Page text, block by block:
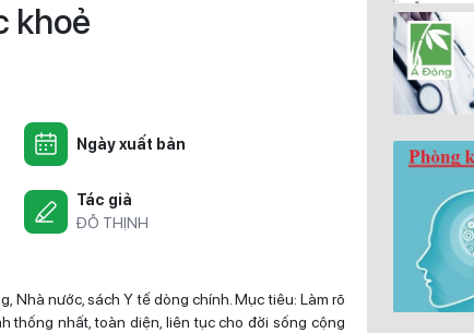
khoẻ
Ngày xuất bản
Tác giả
ĐỖ THỊNH
Nhà nước, sách Y tế dòng chính. Mục tiêu: Làm rõ
thống nhất, toàn diện, liên tục cho đời sống cộng